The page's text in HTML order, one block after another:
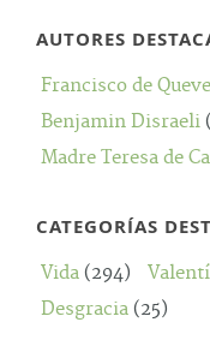
AUTORES
Francisco de
Benjamin Disraeli
Madre Teresa de
CATEGORÍAS
Vida (294)
Desgracia (25)